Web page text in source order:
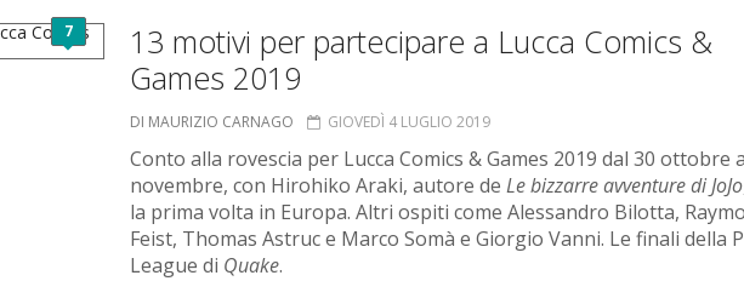
7
13 motivi per partecipare a Lucca Comics &
Games 2019
DI MAURIZIO CARNAGO GIOVEDÌ 4 LUGLIO 2019
Conto alla rovescia per Lucca Comics & Games 2019 dal 30 ottobre
novembre, con Hirohiko Araki, autore de Le bizzarre avventure di JoJo
la prima volta in Europa. Altri ospiti come Alessandro Bilotta,
Feist, Thomas Astruc e Marco Somà e Giorgio Vanni. Le finali della
League di Quake.